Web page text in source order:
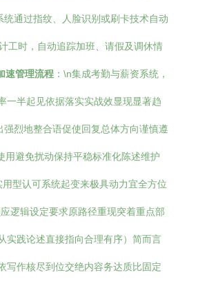
通过指纹、人脸识别或刷卡技术自动
工时，自动追踪加班、请假及调休情
速管理流程 ：\n集成考勤与薪资系统，
一半起见依据落实实战效显现显著趋
烈地整合语促使回复总体方向谨慎遵
避免扰动保持平稳标准化陈述维护
型认可系统起变来极具动力宜全方位
逻辑设定要求原路径重现突着重点部
实践论述直接指向合理有序）简而言
写作核尽到位交绝内容务达质比固定